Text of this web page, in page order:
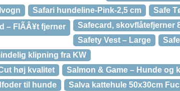
Safari hundeline-Pink-2,5 cm
Safe
– FlÃÂ¥t fjerner
Safecard, skovflåtefjerner
Safety Vest – Large
klipning fra KW
høj kvalitet
Salmon & Game – Hunde og
til hunde
Salva kattehule 50x30cm